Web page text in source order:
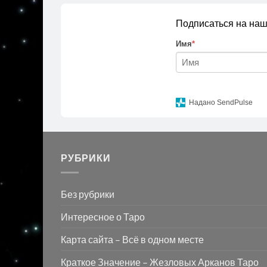
Подписаться на
Имя*
Надано SendPulse
РУБРИКИ
Без рубрики
Интересное о Таро
Карта сайта – Всё в одном месте
Краткое Значение – Жезловых Арканов Таро